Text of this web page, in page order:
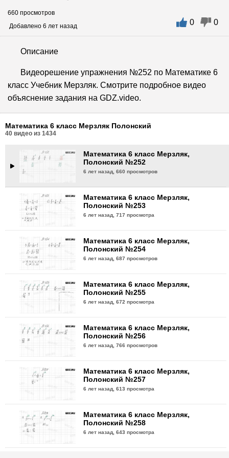
660 просмотров
Добавлено 6 лет назад
0 0
Описание
Видеорешение упражнения №252 по Математике 6
класс Учебник Мерзляк. Смотрите подробное видео
объяснение задания на GDZ.video.
Математика 6 класс Мерзляк Полонский
40 видео из 1434
Математика 6 класс Мерзляк,
Полонский №250
6 лет назад,662 просмотра
6 лет назад,727 просмотров
Математика 6 класс Мерзляк,
Полонский №252
6 лет назад,660 просмотров
Математика 6 класс Мерзляк,
Полонский №253
6 лет назад,717 просмотра
Математика 6 класс Мерзляк,
Полонский №254
6 лет назад,687 просмотров
Математика 6 класс Мерзляк,
Полонский №255
6 лет назад,672 просмотра
Математика 6 класс Мерзляк,
Полонский №256
6 лет назад,766 просмотров
Математика 6 класс Мерзляк,
Полонский №257
6 лет назад,613 просмотра
Математика 6 класс Мерзляк,
Полонский №258
6 лет назад,643 просмотра